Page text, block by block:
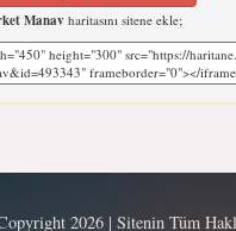
Manav haritasını sitene ekle;
2026 | Sitenin Tüm